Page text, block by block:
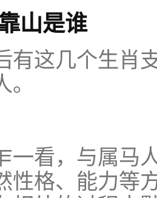
山是谁
有这几个生肖
一看，与属马
性格、能力等